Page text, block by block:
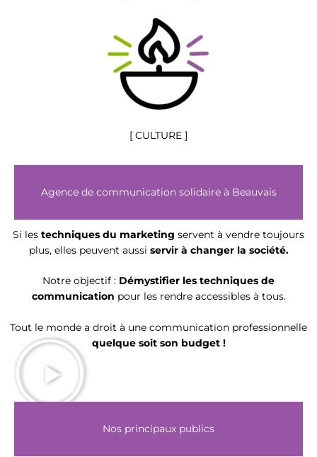
[ CULTURE ]
Agence de communication solidaire à Beauvais
Si les techniques du marketing servent à vendre toujours
plus, elles peuvent aussi servir à changer la société.
Notre objectif : Démystifier les techniques de
communication pour les rendre accessibles à tous.
Tout le monde a droit à une communication professionnelle
quelque soit son budget !
Nos principaux publics